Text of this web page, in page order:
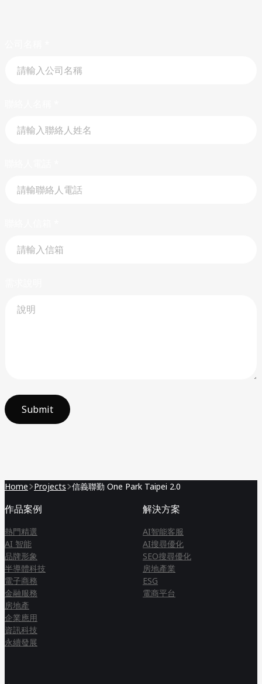
Submit
Home Projects 信義聯勤 One Park Taipei 2.0
作品案例
熱門精選
AI 智能
品牌形象
半導體科技
電子商務
金融服務
房地產
企業應用
資訊科技
永續發展
解決方案
AI智能客服
AI搜尋優化
SEO搜尋優化
房地產業
ESG
電商平台